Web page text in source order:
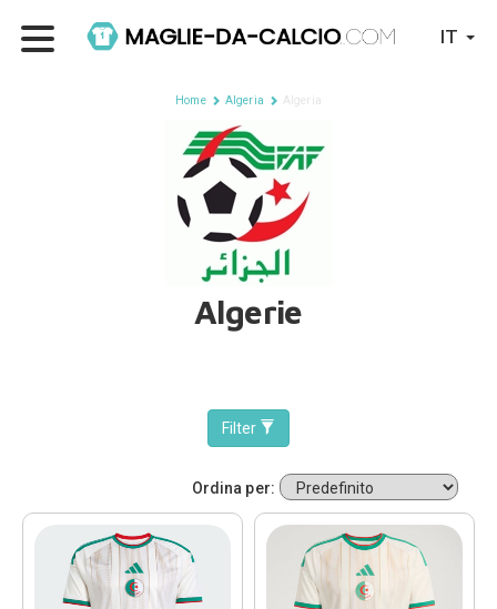
IT
Home Algeria Algeria
Algerie
Filter
Ordina per: